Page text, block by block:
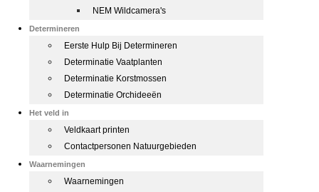
NEM Wildcamera's
Determineren
Eerste Hulp Bij Determineren
Determinatie Vaatplanten
Determinatie Korstmossen
Determinatie Orchideeën
Het veld in
Veldkaart printen
Contactpersonen Natuurgebieden
Waarnemingen
Waarnemingen